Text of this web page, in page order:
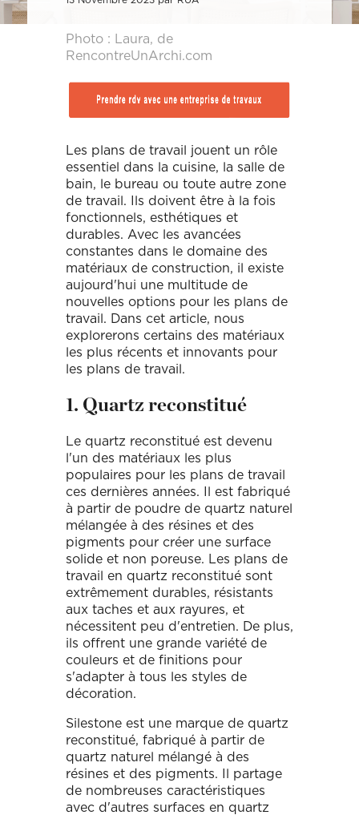
Décoration, rénovation, construction : définissez votre projet et
prenez rendez-vous avec nos Archis pour 50€
Définir mon projet
Photo : Laura, de
RencontreUnArchi.com
Les plans de travail jouent un rôle
essentiel dans la cuisine, la salle de
bain, le bureau ou toute autre zone
de travail. Ils doivent être à la fois
fonctionnels, esthétiques et
durables. Avec les avancées
constantes dans le domaine des
matériaux de construction, il existe
aujourd'hui une multitude de
nouvelles options pour les plans de
travail. Dans cet article, nous
explorerons certains des matériaux
les plus récents et innovants pour
les plans de travail.
1. Quartz reconstitué
Le quartz reconstitué est devenu
l'un des matériaux les plus
populaires pour les plans de travail
ces dernières années. Il est fabriqué
à partir de poudre de quartz naturel
mélangée à des résines et des
pigments pour créer une surface
solide et non poreuse. Les plans de
travail en quartz reconstitué sont
extrêmement durables, résistants
aux taches et aux rayures, et
nécessitent peu d'entretien. De plus,
ils offrent une grande variété de
couleurs et de finitions pour
s'adapter à tous les styles de
décoration.
Silestone est une marque de quartz
reconstitué, fabriqué à partir de
quartz naturel mélangé à des
résines et des pigments. Il partage
de nombreuses caractéristiques
avec d'autres surfaces en quartz
Attention si votre ville
ville dans le menu
Vous êtes un client Vous souhaitez
Mon budget total (€)
Souhaitez-vous nous
projet ?
Votre
rendez-
vous
par :
Domicile Visio
Téléphone Localité du projet
Attention si votre ville
Merci de cliquer sur votre
ville dans le menu
déroulant.
Vous êtes un client Vous souhaitez
Mon budget total (€)
Souhaitez-vous nous
en dire plus sur votre
projet ?